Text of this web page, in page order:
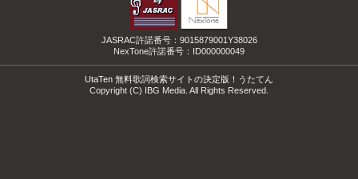
JASRAC許諾番号：9015879001Y38026
NexTone許諾番号：ID000000049
UtaTen 無料歌詞検索サイトの決定版！うたてん
Copyright (C) IBG Media. All Rights Reserved.